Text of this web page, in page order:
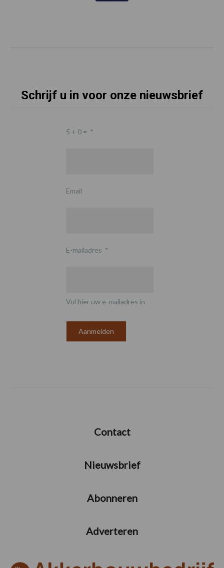
Schrijf u in voor onze nieuwsbrief
5 + 0 = *
Email
E-mailadres *
Vul hier uw e-mailadres in
Contact
Nieuwsbrief
Abonneren
Adverteren